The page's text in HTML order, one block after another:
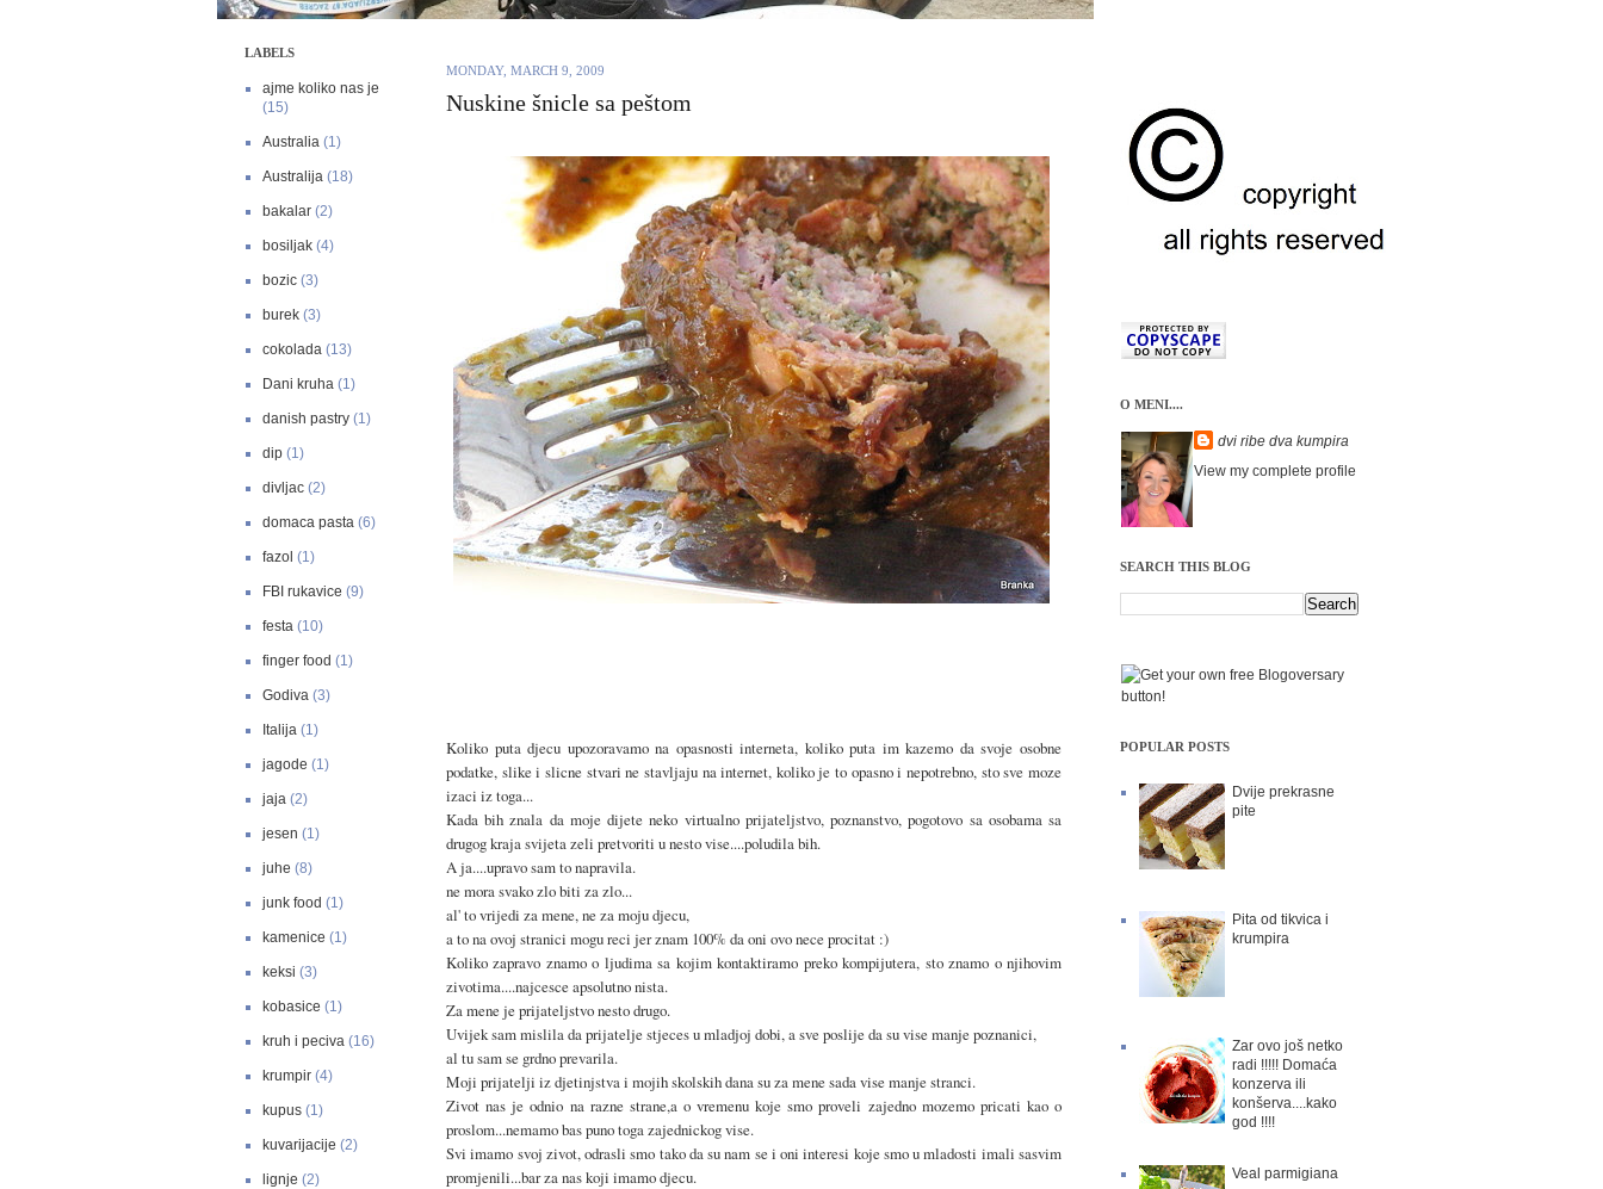
LABELS
ajme koliko nas je
(15)
Australia (1)
Australija (18)
bakalar (2)
bosiljak (4)
bozic (3)
burek (3)
cokolada (13)
Dani kruha (1)
danish pastry (1)
dip (1)
divljac (2)
domaca pasta (6)
fazol (1)
FBI rukavice (9)
festa (10)
finger food (1)
Godiva (3)
Italija (1)
jagode (1)
jaja (2)
jesen (1)
juhe (8)
junk food (1)
kamenice (1)
keksi (3)
kobasice (1)
kruh i peciva (16)
krumpir (4)
kupus (1)
kuvarijacije (2)
lignje (2)
MONDAY, MARCH 9, 2009
Nuskine šnicle sa peštom
Koliko puta djecu upozoravamo na opasnosti interneta, koliko puta im kazemo da svoje osobne
podatke, slike i slicne stvari ne stavljaju na internet, koliko je to opasno i nepotrebno, sto sve moze
izaci iz toga...
Kada bih znala da moje dijete neko virtualno prijateljstvo, poznanstvo, pogotovo sa osobama sa
drugog kraja svijeta zeli pretvoriti u nesto vise....poludila bih.
A ja....upravo sam to napravila.
ne mora svako zlo biti za zlo...
al' to vrijedi za mene, ne za moju djecu,
a to na ovoj stranici mogu reci jer znam 100% da oni ovo nece procitat :)
Koliko zapravo znamo o ljudima sa kojim kontaktiramo preko kompijutera, sto znamo o njihovim
zivotima....najcesce apsolutno nista.
Za mene je prijateljstvo nesto drugo.
Uvijek sam mislila da prijatelje stjeces u mladjoj dobi, a sve poslije da su vise manje poznanici,
al tu sam se grdno prevarila.
Moji prijatelji iz djetinjstva i mojih skolskih dana su za mene sada vise manje stranci.
Zivot nas je odnio na razne strane,a o vremenu koje smo proveli zajedno mozemo pricati kao o
proslom...nemamo bas puno toga zajednickog vise.
Svi imamo svoj zivot, odrasli smo tako da su nam se i oni interesi koje smo u mladosti imali sasvim
promjenili...bar za nas koji imamo djecu.
O MENI....
dvi ribe dva kumpira
View my complete profile
SEARCH THIS BLOG
POPULAR POSTS
Dvije prekrasne
pite
Pita od tikvica i
krumpira
Zar ovo još netko
radi !!!!! Domaća
konzerva ili
konšerva....kako
god !!!!
Veal parmigiana